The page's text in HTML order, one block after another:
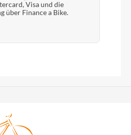
Visa und die
über Finance a Bike.